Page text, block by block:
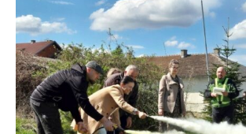
Pokazna vježba spašavanja u OŠ
potresom i požarom
07.04.2025.
slatina.net